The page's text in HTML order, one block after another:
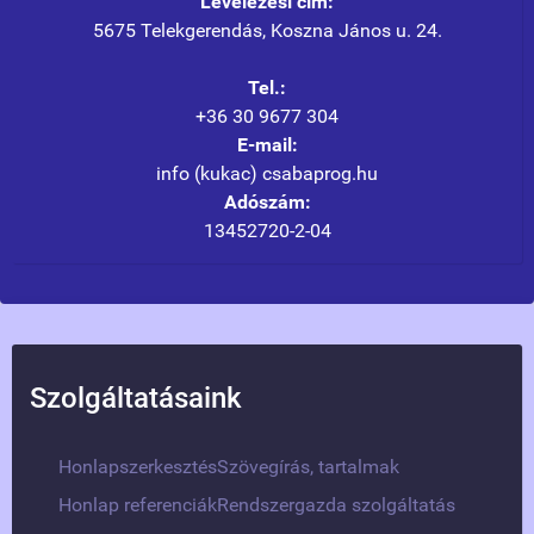
5675 Telekgerendás, Koszna János u. 24.
Tel.:
+36 30 9677 304
E-mail:
info (kukac) csabaprog.hu
Adószám:
13452720-2-04
Szolgáltatásaink
HonlapszerkesztésSzövegírás, tartalmak
Honlap referenciákRendszergazda szolgáltatás